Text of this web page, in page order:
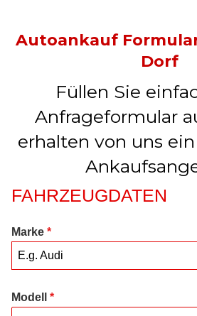
Autoankauf
Dorf
Füllen Sie
Anfrageformular
erhalten von uns
FAHRZEUGDATEN
Marke *
E.g. Audi
Modell *